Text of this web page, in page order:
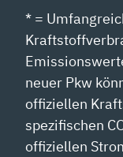
* =
neuer Pkw
offiziellen
spezifischen
offiziellen